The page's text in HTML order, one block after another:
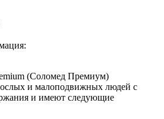
(Соломед Премиум)
и малоподвижных людей с
и имеют следующие